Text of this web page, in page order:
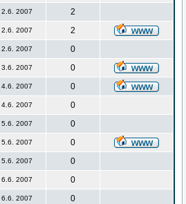
2.6. 2007
2
2.6. 2007
2
2.6. 2007
0
3.6. 2007
0
4.6. 2007
0
4.6. 2007
0
5.6. 2007
0
5.6. 2007
0
5.6. 2007
0
6.6. 2007
0
6.6. 2007
0